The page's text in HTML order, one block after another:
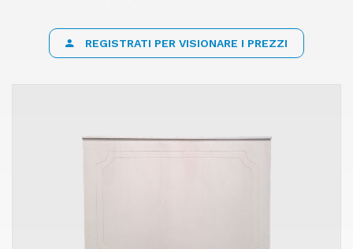
REGISTRATI PER VISIONARE I PREZZI